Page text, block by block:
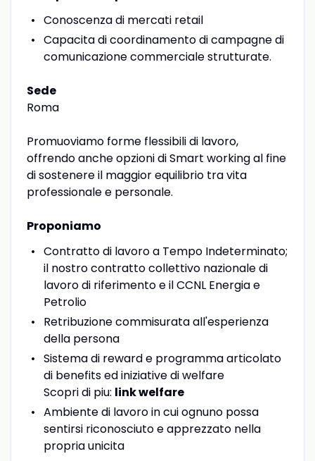
Conoscenza di mercati retail
Capacita di coordinamento di campagne di
comunicazione commerciale strutturate.
Sede
Roma
Promuoviamo forme flessibili di lavoro,
offrendo anche opzioni di Smart working al fine
di sostenere il maggior equilibrio tra vita
professionale e personale.
Proponiamo
Contratto di lavoro a Tempo Indeterminato;
il nostro contratto collettivo nazionale di
lavoro di riferimento e il CCNL Energia e
Petrolio
Retribuzione commisurata all'esperienza
della persona
Sistema di reward e programma articolato
di benefits ed iniziative di welfare
Scopri di piu: link welfare
Ambiente di lavoro in cui ognuno possa
sentirsi riconosciuto e apprezzato nella
propria unicita